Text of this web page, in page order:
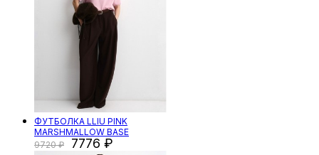
ФУТБОЛКА LLIU PINK
MARSHMALLOW BASE
9720
7776